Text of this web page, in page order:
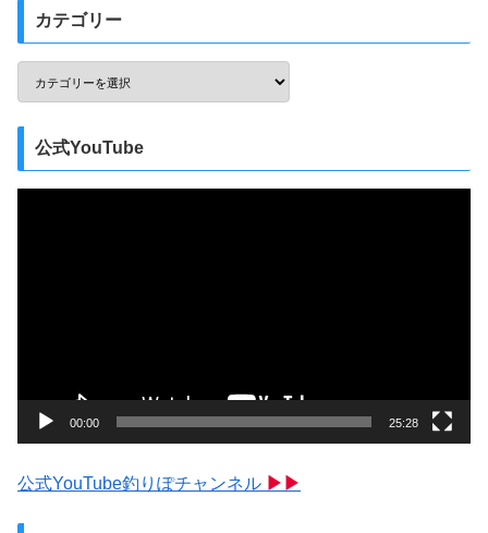
カテゴリー
公式YouTube
00:00 25:28
公式YouTube釣りぽチャンネル ▶▶